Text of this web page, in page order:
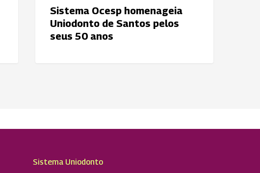
Sistema Ocesp homenageia
Uniodonto de Santos pelos
seus 50 anos
Sistema Uniodonto